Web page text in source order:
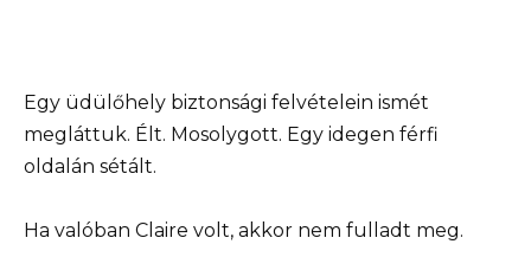
Egy üdülőhely biztonsági felvételein ismét
megláttuk. Élt. Mosolygott. Egy idegen férfi
oldalán sétált.
Ha valóban Claire volt, akkor nem fulladt meg.